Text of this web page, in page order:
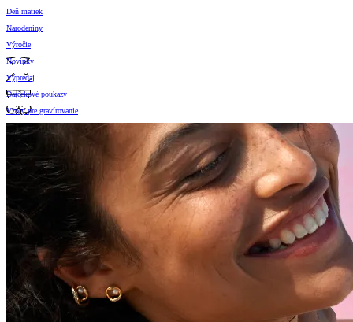
Deň matiek
Narodeniny
Výročie
Novinky
Výpredaj
Darčekové poukazy
Vzory pre gravírovanie